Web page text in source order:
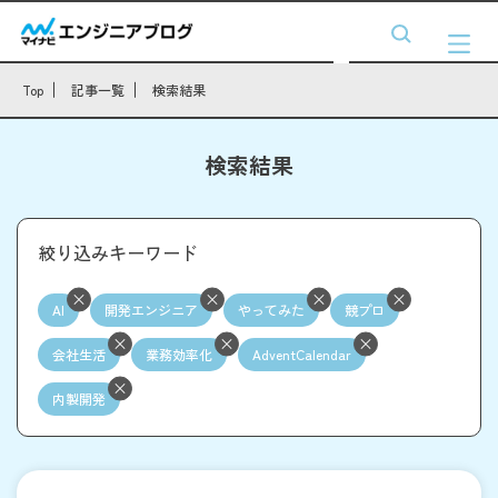
Top 記事一覧 検索結果
検索結果
絞り込みキーワード
AI 開発エンジニア やってみた 競プロ
会社生活 業務効率化 AdventCalendar
内製開発